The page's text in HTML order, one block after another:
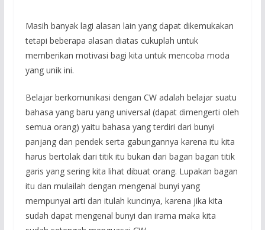
Masih banyak lagi alasan lain yang dapat dikemukakan
tetapi beberapa alasan diatas cukuplah untuk
memberikan motivasi bagi kita untuk mencoba moda
yang unik ini.
Belajar berkomunikasi dengan CW adalah belajar suatu
bahasa yang baru yang universal (dapat dimengerti oleh
semua orang) yaitu bahasa yang terdiri dari bunyi
panjang dan pendek serta gabungannya karena itu kita
harus bertolak dari titik itu bukan dari bagan bagan titik
garis yang sering kita lihat dibuat orang. Lupakan bagan
itu dan mulailah dengan mengenal bunyi yang
mempunyai arti dan itulah kuncinya, karena jika kita
sudah dapat mengenal bunyi dan irama maka kita